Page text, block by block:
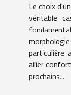
Le choix
véritable
particulière
allier
prochains...